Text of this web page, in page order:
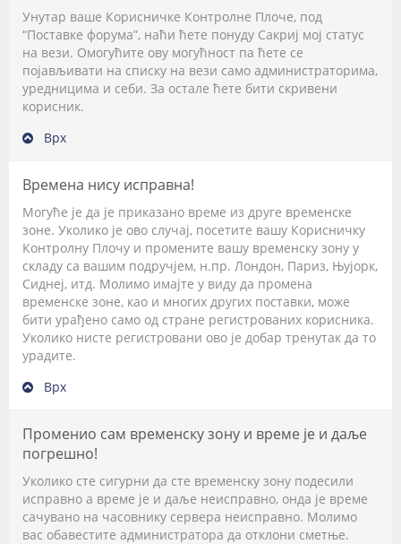
Унутар ваше Корисничке Контролне Плоче, под
“Поставке форума”, наћи ћете понуду Сакриј мој статус
на вези. Омогућите ову могућност па ћете се
појављивати на списку на вези само администраторима,
уредницима и себи. За остале ћете бити скривени
корисник.
Врх
Времена нису исправна!
Могуће је да је приказано време из друге временске
зоне. Уколико је ово случај, посетите вашу Корисничку
Контролну Плочу и промените вашу временску зону у
складу са вашим подручјем, н.пр. Лондон, Париз, Њујорк,
Сиднеј, итд. Молимо имајте у виду да промена
временске зоне, као и многих других поставки, може
бити урађено само од стране регистрованих корисника.
Уколико нисте регистровани ово је добар тренутак да то
урадите.
Врх
Променио сам временску зону и време је и даље
погрешно!
Уколико сте сигурни да сте временску зону подесили
исправно а време је и даље неисправно, онда је време
сачувано на часовнику сервера неисправно. Молимо
вас обавестите администратора да отклони сметње.